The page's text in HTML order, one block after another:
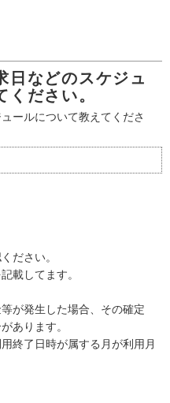
日などのスケジュ
ください。
ールについて教えてくださ
ださい。
載してます。
が発生した場合、その確定
あります。
終了日時が属する月が利用月